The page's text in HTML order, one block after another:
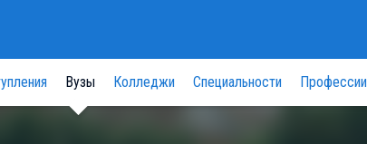
Вузы Колледжи Специальности Профессии